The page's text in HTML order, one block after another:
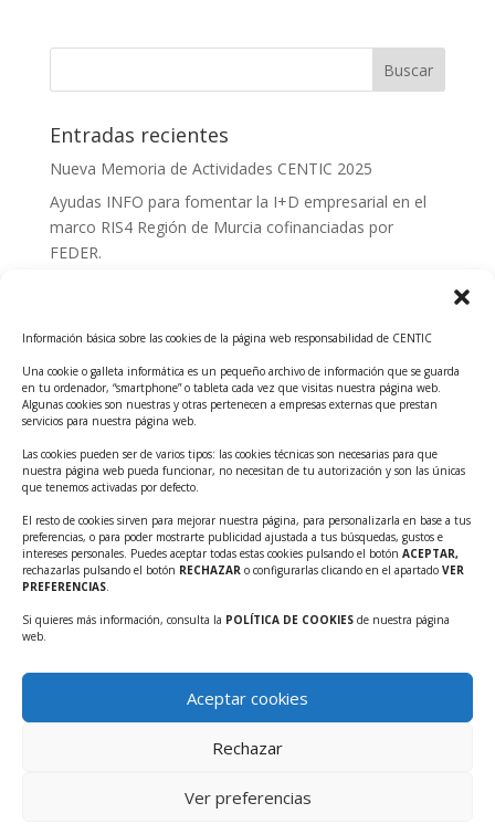
Información básica sobre las cookies de la página web responsabilidad de CENTIC
Una cookie o galleta informática es un pequeño archivo de información que se guarda
en tu ordenador, “smartphone” o tableta cada vez que visitas nuestra página web.
Algunas cookies son nuestras y otras pertenecen a empresas externas que prestan
servicios para nuestra página web.
Las cookies pueden ser de varios tipos: las cookies técnicas son necesarias para que
nuestra página web pueda funcionar, no necesitan de tu autorización y son las únicas
que tenemos activadas por defecto.
El resto de cookies sirven para mejorar nuestra página, para personalizarla en base a tus
preferencias, o para poder mostrarte publicidad ajustada a tus búsquedas, gustos e
intereses personales. Puedes aceptar todas estas cookies pulsando el botón ACEPTAR,
rechazarlas pulsando el botón RECHAZAR o configurarlas clicando en el apartado VER
PREFERENCIAS.
Si quieres más información, consulta la POLÍTICA DE COOKIES de nuestra página
web.
Aceptar cookies
Rechazar
Ver preferencias
Entradas recientes
Nueva Memoria de Actividades CENTIC 2025
Ayudas INFO para fomentar la I+D empresarial en el
marco RIS4 Región de Murcia cofinanciadas por
FEDER.
Tecnológicos 2ª ed.
Ayudas INFO para el apoyo a las empresas
innovadoras con potencial tecnológico y escalables
Convocatoria Cheque de Innovación. Ayudas INFO
para la contratación de servicios de Innovación y
Competitividad
Cheque Inversión del INFO. Ayudas para la
contratación de servicios de Innovación y
Competitividad para apoyar rondas de financiación.
Inscripciones abiertas!!
Ayudas INFO para la contratación de servicios de
Innovación y Competitividad (CHEQUE